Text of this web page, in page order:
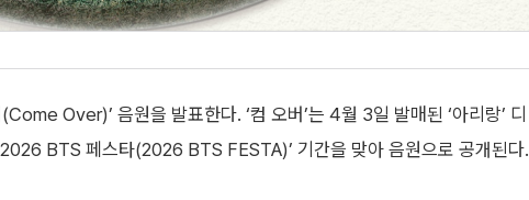
Over)’ 음원을 발표한다. ‘컴 오버’는 4월 3일 발매된 ‘아리랑’ 디
BTS 페스타(2026 BTS FESTA)’ 기간을 맞아 음원으로 공개된다.